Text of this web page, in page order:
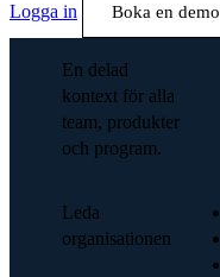
Logga in Boka en demo
En delad
kontext för alla
team, produkter
och program.
Leda
organisationen